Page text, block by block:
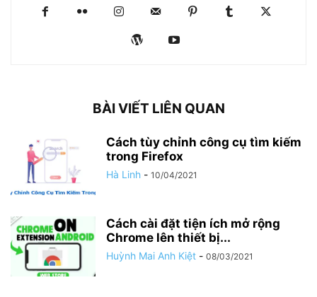
BÀI VIẾT LIÊN QUAN
Cách tùy chỉnh công cụ tìm kiếm
trong Firefox
Hà Linh - 10/04/2021
Cách cài đặt tiện ích mở rộng
Chrome lên thiết bị...
Huỳnh Mai Anh Kiệt - 08/03/2021